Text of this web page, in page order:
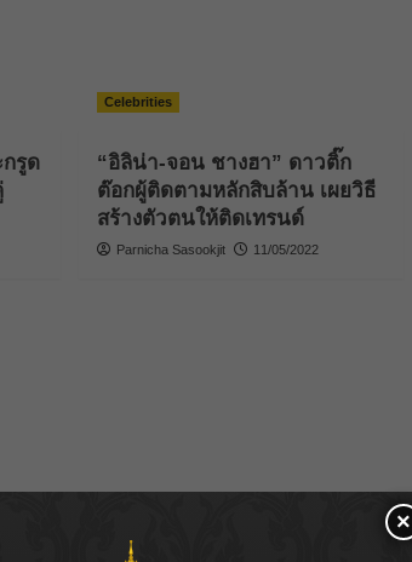
รูด
Celebrities
“อิลิน่า-จอน ชางฮา” ดาวติ๊ก
ต๊อกผู้ติดตามหลักสิบล้าน เผยวิธี
สร้างตัวตนให้ติดเทรนด์
Parnicha Sasookjit 11/05/2022
×